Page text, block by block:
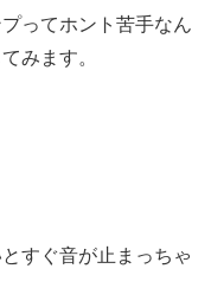
ってホント苦手なん
みます。
すぐ音が止まっちゃ